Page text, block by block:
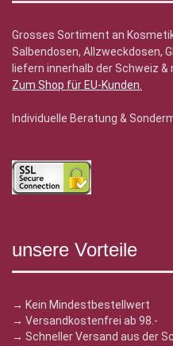
Grosses Sortiment an
Salbendosen, Allzweckdosen,
liefern innerhalb der Schweiz
Zum Shop für EU-Kunden.
Individuelle Beratung &
unsere Vorteile
→ Kein Mindestbestellwert
→ Versandkostenfrei ab 98.-
→ Schneller Versand aus der